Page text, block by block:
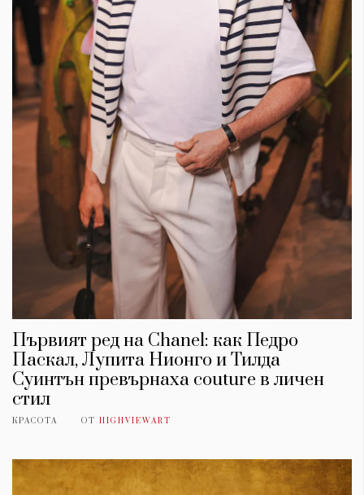
Първият ред на Chanel: как Педро
Паскал, Лупита Нионго и Тилда
Суинтън превърнаха couture в личен
стил
КРАСОТА ОТ HIGHVIEWART